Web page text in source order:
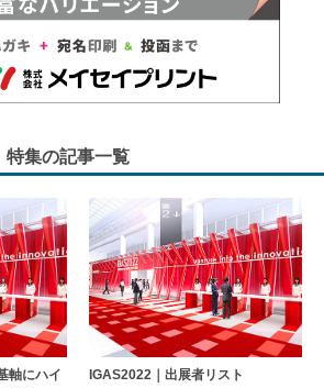
特集の記事一覧
軸にハイ
IGAS2022｜出展者リスト